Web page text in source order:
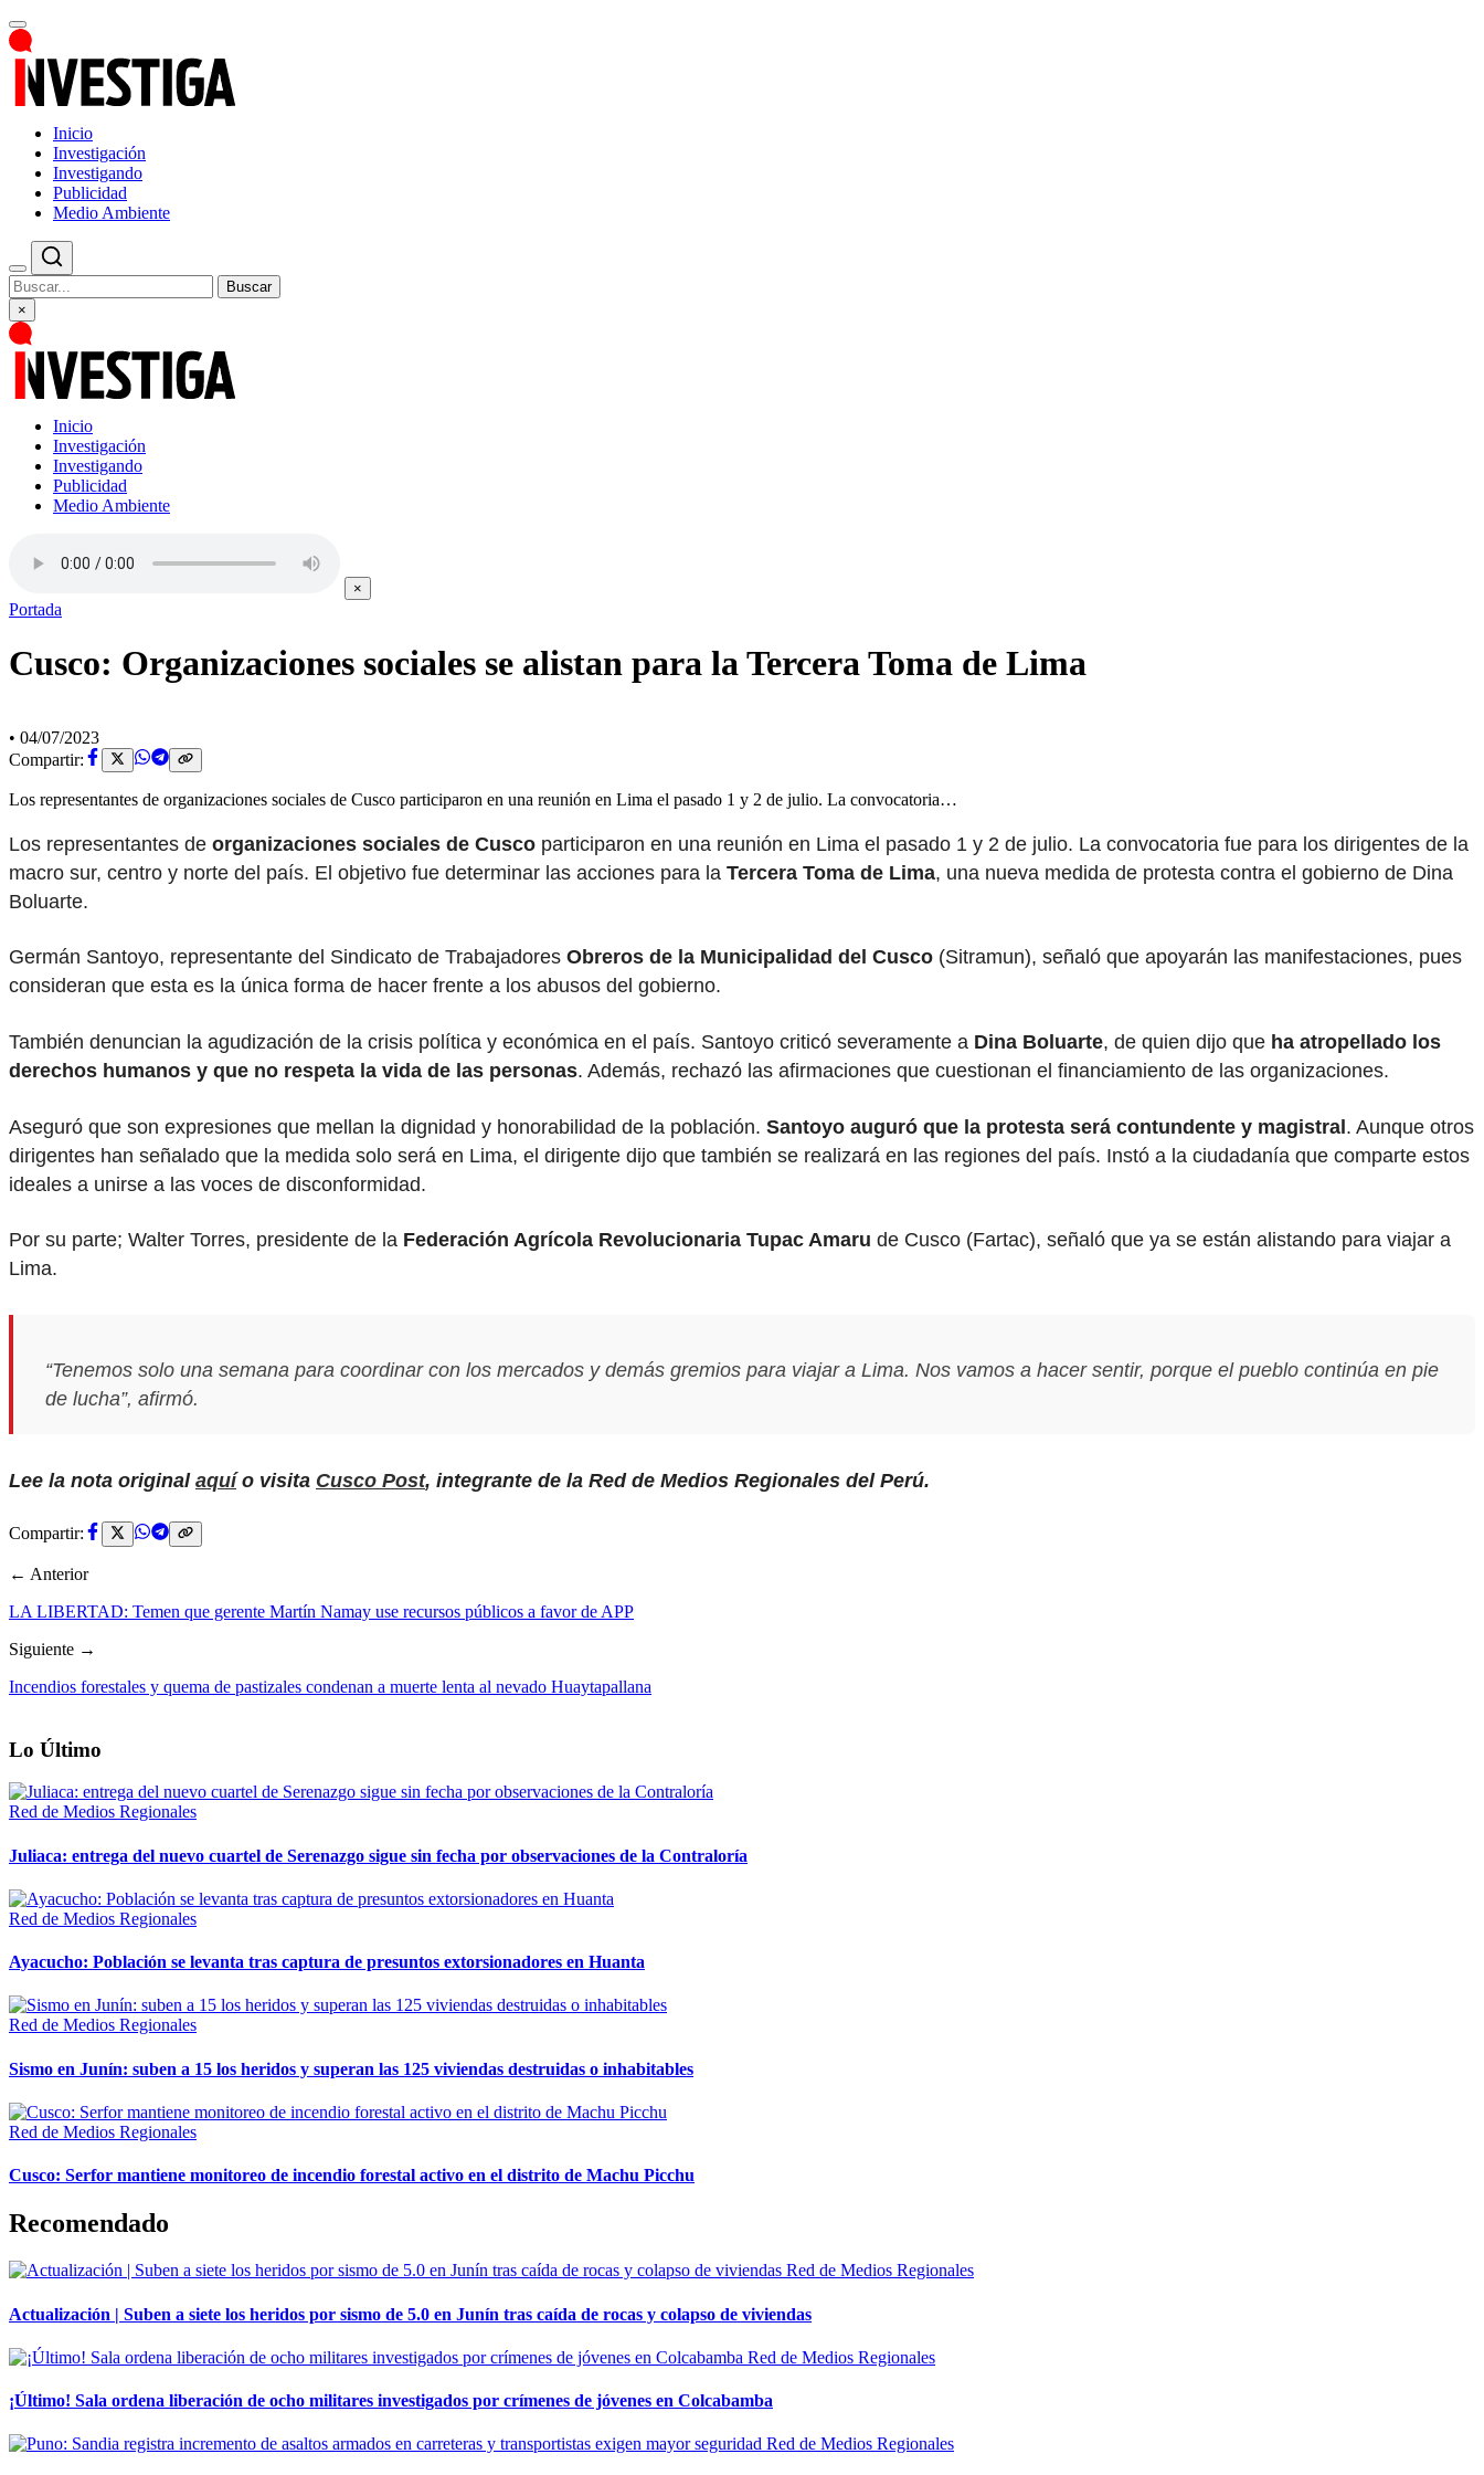
Inicio
Investigación
Investigando
Publicidad
Medio Ambiente
Buscar
×
Inicio
Investigación
Investigando
Publicidad
Medio Ambiente
×
Portada
Cusco: Organizaciones sociales se alistan para la Tercera Toma de Lima
• 04/07/2023
Compartir:
Los representantes de organizaciones sociales de Cusco participaron en una reunión en Lima el pasado 1 y 2 de julio. La convocatoria…
Los representantes de organizaciones sociales de Cusco participaron en una reunión en Lima el pasado 1 y 2 de julio. La convocatoria fue para los dirigentes de la
macro sur, centro y norte del país. El objetivo fue determinar las acciones para la Tercera Toma de Lima, una nueva medida de protesta contra el gobierno de Dina
Boluarte.
Germán Santoyo, representante del Sindicato de Trabajadores Obreros de la Municipalidad del Cusco (Sitramun), señaló que apoyarán las manifestaciones, pues
consideran que esta es la única forma de hacer frente a los abusos del gobierno.
También denuncian la agudización de la crisis política y económica en el país. Santoyo criticó severamente a Dina Boluarte, de quien dijo que ha atropellado los
derechos humanos y que no respeta la vida de las personas. Además, rechazó las afirmaciones que cuestionan el financiamiento de las organizaciones.
Aseguró que son expresiones que mellan la dignidad y honorabilidad de la población. Santoyo auguró que la protesta será contundente y magistral. Aunque otros
dirigentes han señalado que la medida solo será en Lima, el dirigente dijo que también se realizará en las regiones del país. Instó a la ciudadanía que comparte estos
ideales a unirse a las voces de disconformidad.
Por su parte; Walter Torres, presidente de la Federación Agrícola Revolucionaria Tupac Amaru de Cusco (Fartac), señaló que ya se están alistando para viajar a
Lima.
“Tenemos solo una semana para coordinar con los mercados y demás gremios para viajar a Lima. Nos vamos a hacer sentir, porque el pueblo continúa en pie
de lucha”, afirmó.
Lee la nota original aquío visita Cusco Post, integrante de la Red de Medios Regionales del Perú.
Compartir:
← Anterior
LA LIBERTAD: Temen que gerente Martín Namay use recursos públicos a favor de APP
Siguiente →
Incendios forestales y quema de pastizales condenan a muerte lenta al nevado Huaytapallana
Lo Último
Red de Medios Regionales
Juliaca: entrega del nuevo cuartel de Serenazgo sigue sin fecha por observaciones de la Contraloría
Red de Medios Regionales
Ayacucho: Población se levanta tras captura de presuntos extorsionadores en Huanta
Red de Medios Regionales
Sismo en Junín: suben a 15 los heridos y superan las 125 viviendas destruidas o inhabitables
Red de Medios Regionales
Cusco: Serfor mantiene monitoreo de incendio forestal activo en el distrito de Machu Picchu
Recomendado
Red de Medios Regionales
Actualización | Suben a siete los heridos por sismo de 5.0 en Junín tras caída de rocas y colapso de viviendas
Red de Medios Regionales
¡Último! Sala ordena liberación de ocho militares investigados por crímenes de jóvenes en Colcabamba
Red de Medios Regionales